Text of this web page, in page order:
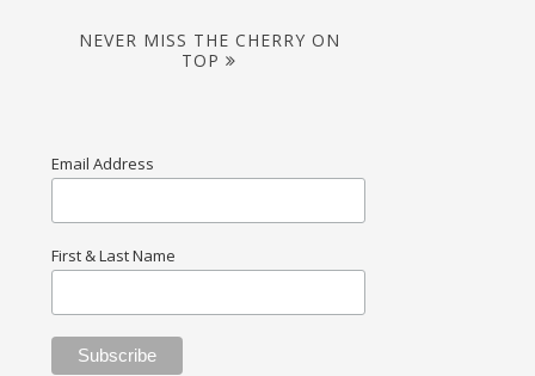
NEVER MISS THE CHERRY ON
TOP
Email Address
First & Last Name